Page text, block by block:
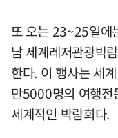
또 오는 23~25일에
남 세계레저관광박
한다. 이 행사는 세
만5000명의 여행전
세계적인 박람회다.